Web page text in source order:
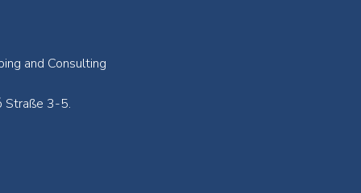
and Consulting
Straße 3-5.